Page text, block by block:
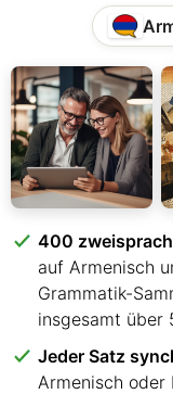
400
auf Armenisch
Grammatik-
insgesamt über
Jeder Satz
Armenisch oder